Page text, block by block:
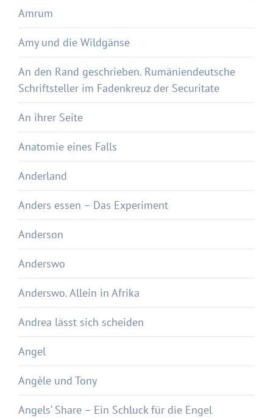
Amrum
Amy und die Wildgänse
An den Rand geschrieben. Rumäniendeutsche
Schriftsteller im Fadenkreuz der Securitate
An ihrer Seite
Anatomie eines Falls
Anderland
Anders essen – Das Experiment
Anderson
Anderswo
Anderswo. Allein in Afrika
Andrea lässt sich scheiden
Angel
Angèle und Tony
Angels‘ Share – Ein Schluck für die Engel